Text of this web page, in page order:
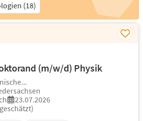
(18)
(m/w/d) Physik
23.07.2026